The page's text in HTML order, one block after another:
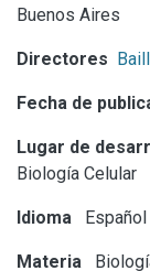
Buenos Aires
Directores
Fecha de
Lugar de
Biología Celular
Idioma Español
Materia